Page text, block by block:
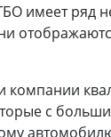
имеет ряд
компании
с